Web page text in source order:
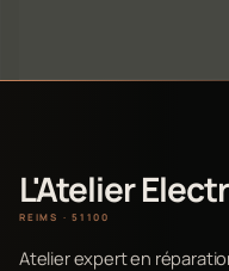
L'Atelier
REIMS · 51100
Atelier expert en